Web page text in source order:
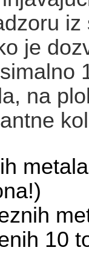
iz
je
na
10